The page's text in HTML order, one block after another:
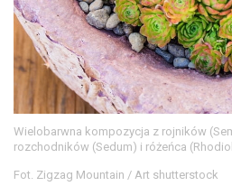
Wielobarwna kompozycja z rojników
rozchodników (Sedum) i różeńca
Fot. Zigzag Mountain / Art shutterstock